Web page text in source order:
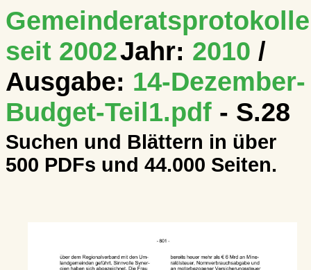
Gemeinderatsprotokolle
seit 2002Jahr: 2010 /
Ausgabe: 14-Dezember-
Budget-Teil1.pdf - S.28
Suchen und Blättern in über
500 PDFs und 44.000 Seiten.